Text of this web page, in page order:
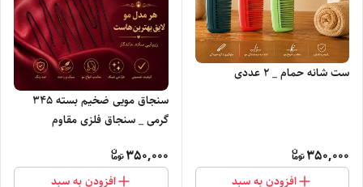
ست شانه حمام _ ۲ عددی
350,000
افزودن به سبد
سنجاق مویی ضخیم بسته ۳۴۵
گرمی _ سنجاق فلزی مقاوم
350,000
افزودن به سبد